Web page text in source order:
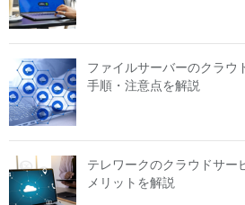
ファイルサーバーのクラウ
手順・注意点を解説
テレワークのクラウドサー
メリットを解説